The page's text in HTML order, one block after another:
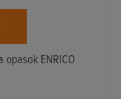
ENRICO